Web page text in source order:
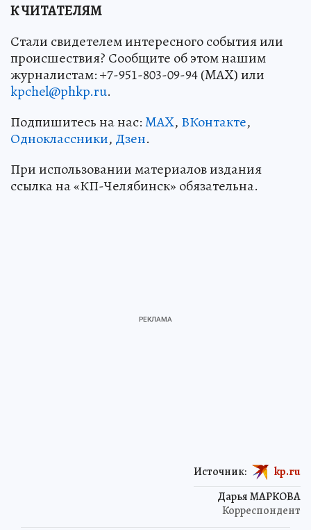
К ЧИТАТЕЛЯМ
Стали свидетелем интересного события или
происшествия? Сообщите об этом нашим
журналистам: +7-951-803-09-94 (MAX) или
kpchel@phkp.ru.
Подпишитесь на нас:MAX, ВКонтакте,
Одноклассники, Дзен.
При использовании материалов издания
ссылка на «КП-Челябинск» обязательна.
Дарья МАРКОВА
Корреспондент
Источник: kp.ru